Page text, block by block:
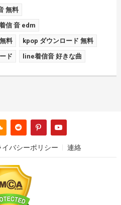
無料
信 音 edm
料 kpop ダウンロード 無料
ド line着信音 好きな曲
イバシーポリシー 連絡